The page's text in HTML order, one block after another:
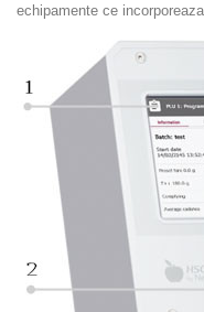
echipamente ce